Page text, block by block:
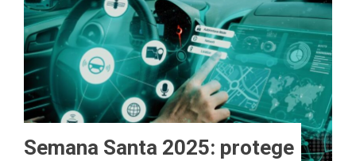
Semana Santa 2025: protege